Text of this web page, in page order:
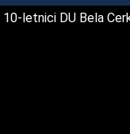
letnici DU Bela